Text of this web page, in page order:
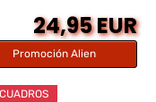
24,95 EUR
Promoción Alien